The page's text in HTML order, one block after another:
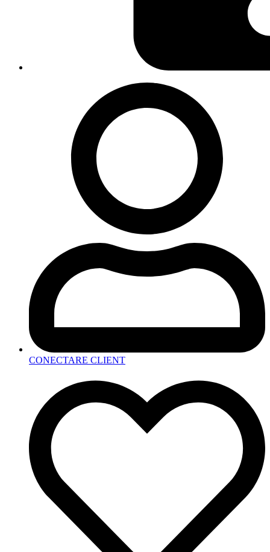
CONECTARE CLIENT